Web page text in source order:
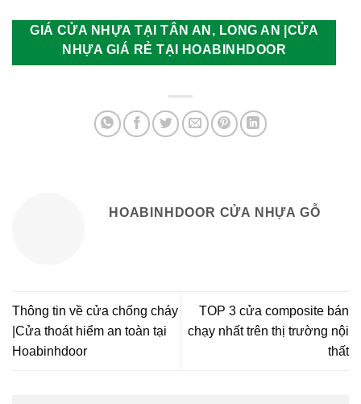
GIÁ CỬA NHỰA TẠI TÂN AN, LONG AN |CỬA
NHỰA GIÁ RẺ TẠI HOABINHDOOR
HOABINHDOOR CỬA NHỰA GỖ
Thông tin về cửa chống cháy
|Cửa thoát hiểm an toàn tại
Hoabinhdoor
TOP 3 cửa composite bán
chạy nhất trên thị trường nội
thất